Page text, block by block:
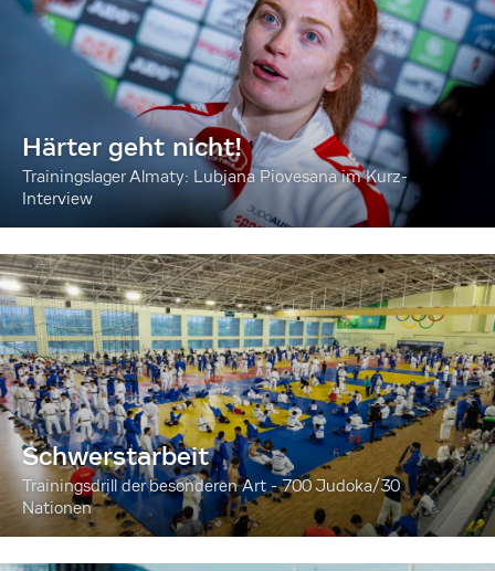
Härter geht nicht!
Trainingslager Almaty: Lubjana Piovesana im Kurz-
Interview
Schwerstarbeit
Trainingsdrill der besonderen Art - 700 Judoka/30
Nationen